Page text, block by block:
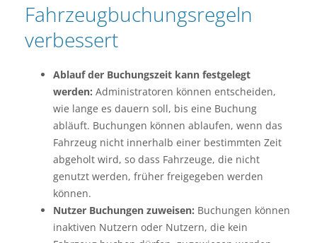
Fahrzeugbuchungsregeln
verbessert
Ablauf der Buchungszeit kann festgelegt
werden: Administratoren können entscheiden,
wie lange es dauern soll, bis eine Buchung
abläuft. Buchungen können ablaufen, wenn das
Fahrzeug nicht innerhalb einer bestimmten Zeit
abgeholt wird, so dass Fahrzeuge, die nicht
genutzt werden, früher freigegeben werden
können.
Nutzer Buchungen zuweisen: Buchungen können
inaktiven Nutzern oder Nutzern, die kein